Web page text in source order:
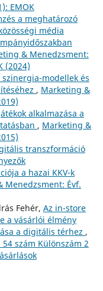
EMOK
a meghatározó
média
& Menedzsment:
(2024)
modellek és
, Marketing &
alkalmazása a
, Marketing &
transzformáció
a hazai KKV-k
Menedzsment: Évf.
Fehér, Az in-store
a vásárlói élmény
a digitális térhez ,
szám Különszám 2